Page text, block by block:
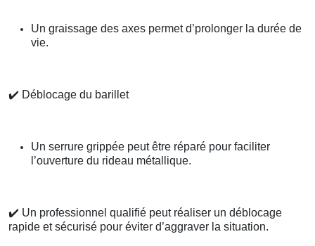
Un graissage des axes permet d’prolonger la durée de
vie.
✔️ Déblocage du barillet
Un serrure grippée peut être réparé pour faciliter
l’ouverture du rideau métallique.
✔️ Un professionnel qualifié peut réaliser un déblocage
rapide et sécurisé pour éviter d’aggraver la situation.